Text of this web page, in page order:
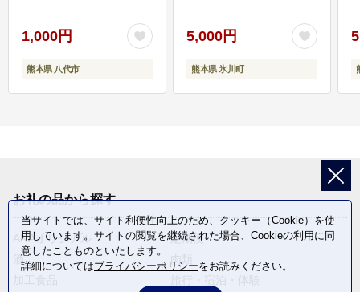
1,000円
熊本県 八代市
5,000円
熊本県 氷川町
お礼の品から探す
ANAオリジナル
定期便
酒
肉類
当サイトでは、サイト利便性向上のため、クッキー（Cookie）を使
用しています。サイトの閲覧を継続された場合、Cookieの利用に同
意したことものといたします。
詳細についてはプライバシーポリシーをお読みください。